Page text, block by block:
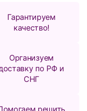
Гарантируем
качество!
Организуем
по РФ и
СНГ